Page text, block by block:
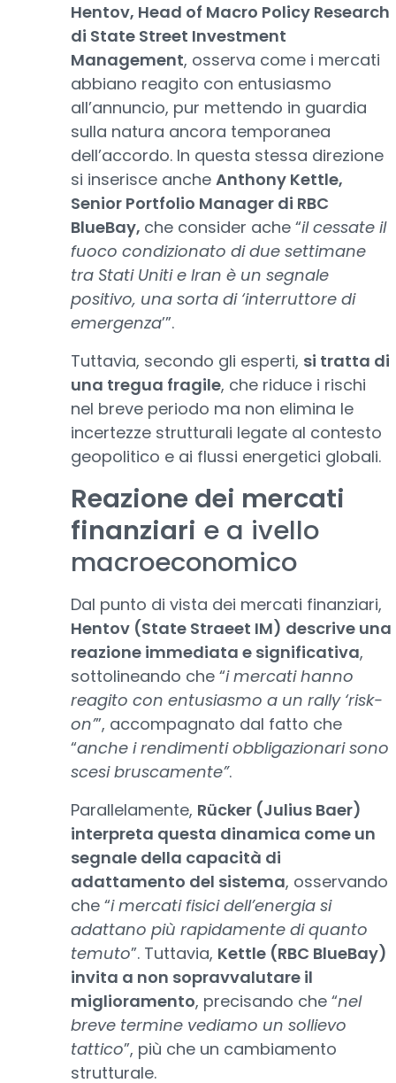
Hentov, Head of Macro Policy Research
di State Street Investment
Management, osserva come i mercati
abbiano reagito con entusiasmo
all’annuncio, pur mettendo in guardia
sulla natura ancora temporanea
dell’accordo. In questa stessa direzione
si inserisce anche Anthony Kettle,
Senior Portfolio Manager di RBC
BlueBay, che consider ache “il cessate il
fuoco condizionato di due settimane
tra Stati Uniti e Iran è un segnale
positivo, una sorta di ‘interruttore di
emergenza’”.
Tuttavia, secondo gli esperti, si tratta di
una tregua fragile, che riduce i rischi
nel breve periodo ma non elimina le
incertezze strutturali legate al contesto
geopolitico e ai flussi energetici globali.
Reazione dei mercati
finanziari e a ivello
macroeconomico
Dal punto di vista dei mercati finanziari,
Hentov (State Straeet IM) descrive una
reazione immediata e significativa,
sottolineando che “i mercati hanno
reagito con entusiasmo a un rally ‘risk-
on’”, accompagnato dal fatto che
“anche i rendimenti obbligazionari sono
scesi bruscamente”.
Parallelamente, Rücker (Julius Baer)
interpreta questa dinamica come un
segnale della capacità di
adattamento del sistema, osservando
che “i mercati fisici dell’energia si
adattano più rapidamente di quanto
temuto”. Tuttavia, Kettle (RBC BlueBay)
invita a non sopravvalutare il
miglioramento, precisando che “nel
breve termine vediamo un sollievo
tattico”, più che un cambiamento
strutturale.